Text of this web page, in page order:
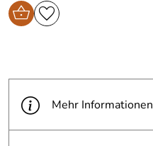
Mehr Informationen